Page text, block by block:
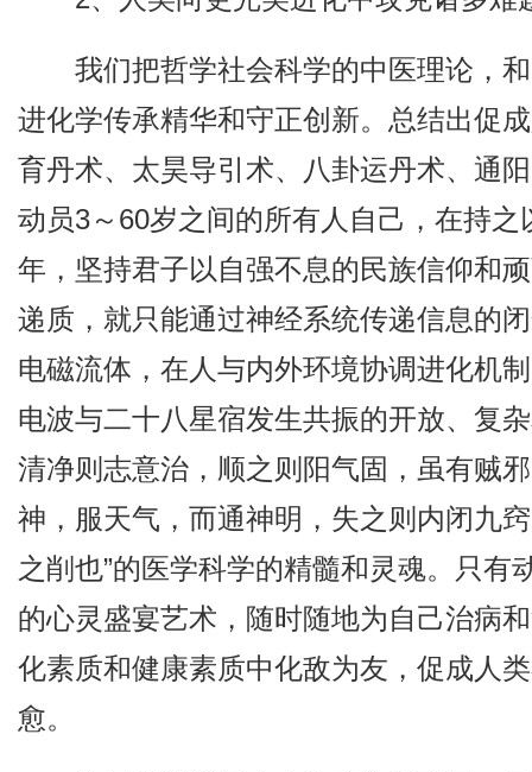
我们把哲学社会科学的中医理论，
进化学传承精华和守正创新。总结出促
育丹术、太昊导引术、八卦运丹术、通
动员3～60岁之间的所有人自己，在持
年，坚持君子以自强不息的民族信仰和
递质，就只能通过神经系统传递信息的
电磁流体，在人与内外环境协调进化机
电波与二十八星宿发生共振的开放、复
清净则志意治，顺之则阳气固，虽有贼
神，服天气，而通神明，失之则内闭九
之削也”的医学科学的精髓和灵魂。只
的心灵盛宴艺术，随时随地为自己治病
化素质和健康素质中化敌为友，促成人
愈。